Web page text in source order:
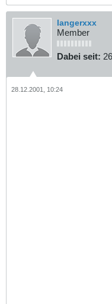
langerxxx
Member
Dabei seit:
28.12.2001, 10:24